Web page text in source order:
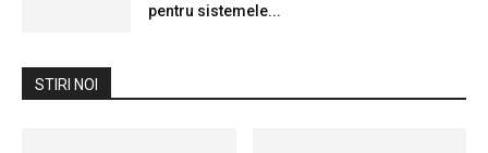
pentru sistemele...
STIRI NOI